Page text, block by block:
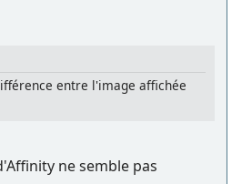
entre l'image affichée
ne semble pas